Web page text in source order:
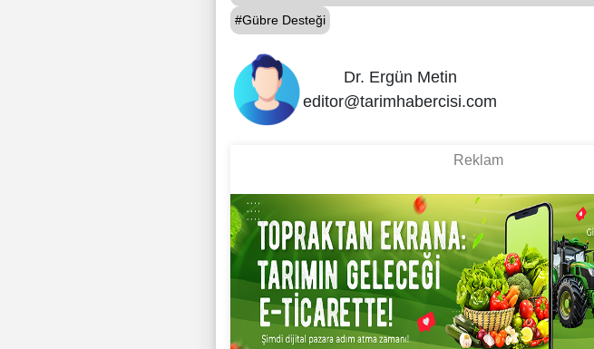
#Gübre Desteği
Dr. Ergün Metin
editor@tarimhabercisi.com